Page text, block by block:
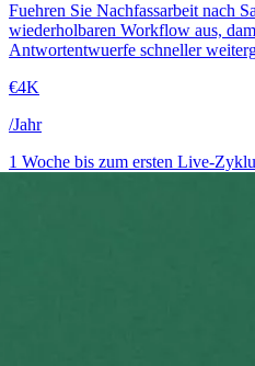
Fuehren Sie Nachfassarbeit nach
wiederholbaren Workflow aus,
Antwortentwuerfe schneller
€4K
/Jahr
1 Woche bis zum ersten Live-